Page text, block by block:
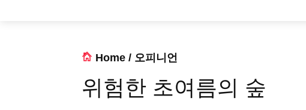
Home / 오피니언
위험한 초여름의 숲